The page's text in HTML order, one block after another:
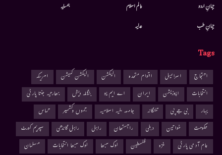
جہانِ اردو
جہانِ طب
عالم اسلام
عدلیہ
ہمسایہ
Tags
احتجاج اسرائیل اقوام متحدہ الیکشن الیکشن کمیشن
امریکہ
انتخابات
اپوزیشن ایران اے ایم یو بنگلہ دیش
بھارتیہ جنتا پارٹی
بہار
بی جے پی تلنگانہ جامعہ ملیہ اسلامیہ جموں وکشمیر
حماس
حکومت
خواتین دہلی راجستھان راہل راہل گاندھی
سپریم کورٹ
عام آدمی پارٹی
غزہ فلسطین لوک سبھا لوک سبھا انتخابات مسلمان